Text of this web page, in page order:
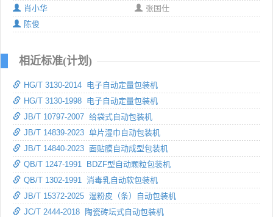
肖小华
张国仕
陈俊
相近标准(计划)
HG/T 3130-2014 电子自动定量包装机
HG/T 3130-1998 电子自动定量包装机
JB/T 10797-2007 给袋式自动包装机
JB/T 14839-2023 单片湿巾自动包装机
JB/T 14840-2023 面贴膜自动成型包装机
QB/T 1247-1991 BDZF型自动颗粒包装机
QB/T 1302-1991 消毒乳自动软包装机
JB/T 15372-2025 湿粉皮（条）自动包装机
JC/T 2444-2018 陶瓷砖坛式自动包装机